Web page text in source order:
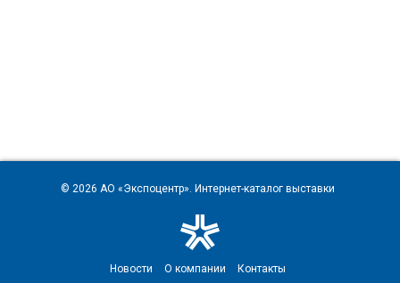
© 2026 АО «Экспоцентр». Интернет-каталог выставки
Новости О компании Контакты